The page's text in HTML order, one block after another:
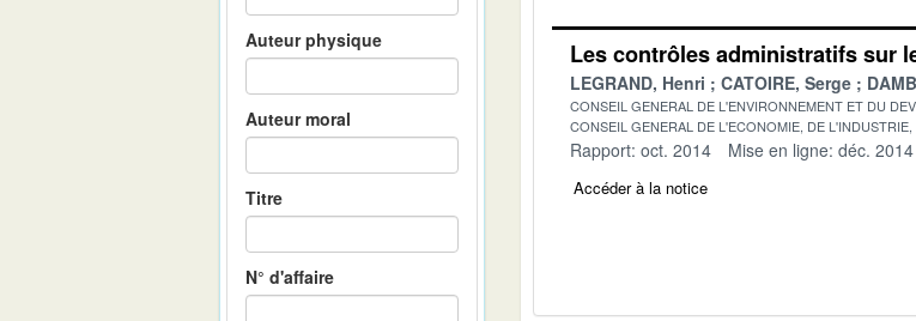
Auteur physique
Auteur moral
Titre
N° d'affaire
Les contrôles administratifs sur
LEGRAND, Henri CATOIRE, Serge
CONSEIL GENERAL DE L'ENVIRONNEMENT ET DU
CONSEIL GENERAL DE L'ECONOMIE, DE
Rapport: oct. 2014 Mise en ligne: déc. 2014
Accéder à la notice